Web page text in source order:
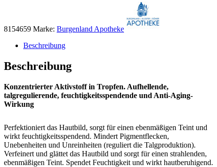
8154659 Marke: Burgenland Apotheke
Beschreibung
Beschreibung
Konzentrierter Aktivstoff in Tropfen. Aufhellende,
talgregulierende, feuchtigkeitsspendende und Anti-Aging-
Wirkung
Perfektioniert das Hautbild, sorgt für einen ebenmäßigen Teint und
wirkt feuchtigkeitsspendend. Mindert Pigmentflecken,
Unebenheiten und Unreinheiten (reguliert die Talgproduktion).
Verfeinert und glättet das Hautbild und sorgt für einen strahlenden,
ebenmäßigen Teint. Spendet Feuchtigkeit und wirkt hautberuhigend.